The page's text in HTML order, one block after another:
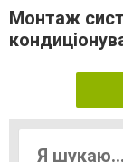
Монтаж